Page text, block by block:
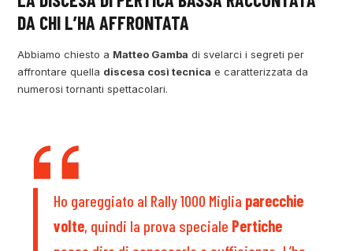
DA CHI L’HA AFFRONTATA
Abbiamo chiesto a Matteo Gamba di svelarci i segreti per
affrontare quella discesa così tecnica e caratterizzata da
numerosi tornanti spettacolari.
Ho gareggiato al Rally 1000 Miglia parecchie
volte, quindi la prova speciale Pertiche